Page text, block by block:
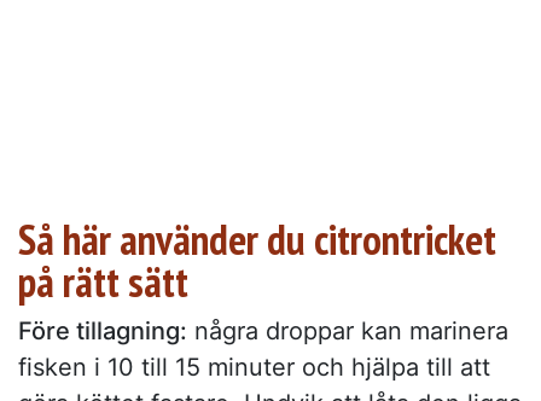
Så här använder du citrontricket
på rätt sätt
Före tillagning: några droppar kan marinera
fisken i 10 till 15 minuter och hjälpa till att